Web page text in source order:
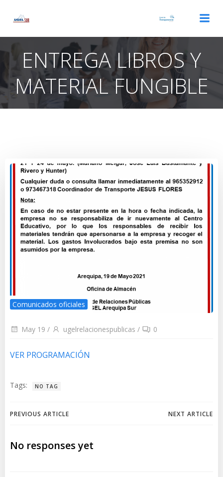
ENTREGA LIBROS Y
MATERIAL FUNGIBLE
Comunicados oficiales
May 19 / ugelrelacionespublicas / 0
VER PROGRAMACIÓN
Tags: NO TAG
Navegación
de
PREVIOUS ARTICLE
Navegación
NEXT ARTICLE
No responses yet